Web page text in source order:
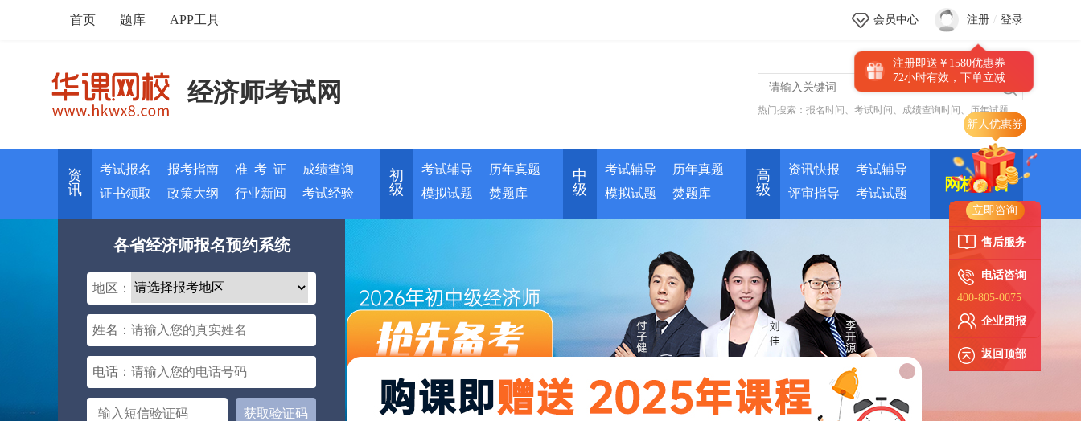
立即咨询
售后服务
电话咨询
400-805-0075
企业团报
返回顶部
首页 题库 APP工具 会员中心 注册 / 登录
注册即送￥1580优惠券
72小时有效，下单立减
经济师考试网
热门搜索： 报名时间 、 考试时间 、 成绩查询时间 、 历年试题
资
讯
考试报名 报考指南 准 考 证
成绩查询
证书领取
政策大纲 行业新闻 考试经验
初
级
考试辅导
历年真题
模拟试题
焚题库
中
级
考试辅导
历年真题
模拟试题
焚题库
高
级
资讯快报
考试辅导
评审指导
考试试题
网校培训
各省经济师报名预约系统
地区：
姓名：
电话：
获取验证码